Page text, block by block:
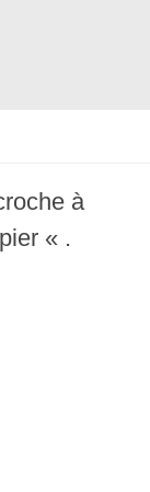
à
« .